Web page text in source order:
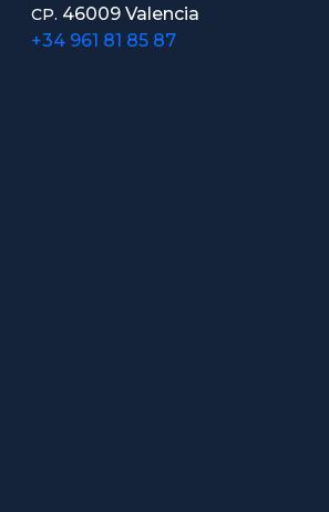
CP. 46009 Valencia
+34 961 81 85 87